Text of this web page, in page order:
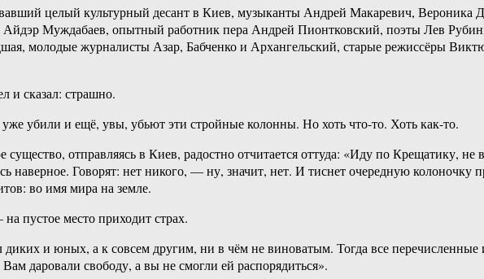
целый культурный десант в Киев, музыканты Андрей Макаревич, Вероника
Муждабаев, опытный работник пера Андрей Пионтковский, поэты Лев
молодые журналисты Азар, Бабченко и Архангельский, старые режиссёры
и сказал: страшно.
убили и ещё, увы, убьют эти стройные колонны. Но хоть что-то. Хоть как-то.
существо, отправляясь в Киев, радостно отчитается оттуда: «Иду по Крещатику,
наверное. Говорят: нет никого, — ну, значит, нет. И тиснет очередную
во имя мира на земле.
пустое место приходит страх.
диких и юных, а к совсем другим, ни в чём не виноватым. Тогда все
даровали свободу, а вы не смогли ей распорядиться».